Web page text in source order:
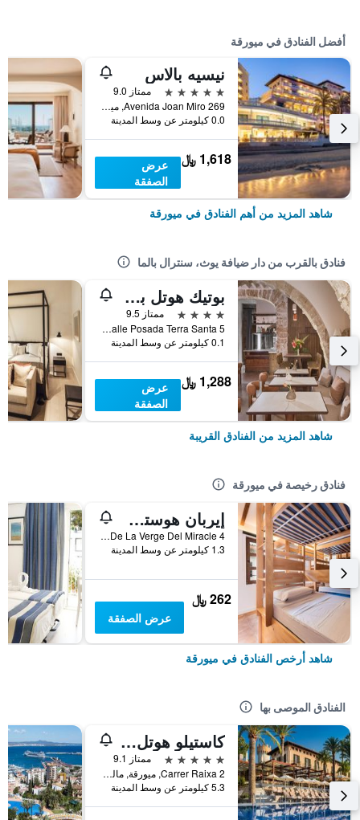
أفضل الفنادق في ميورقة
نيسيه بالاس
5 نجوم
ممتاز 9.0
Avenida Joan Miro 269, ميورقة, مالوركا, أسبانيا
0.0 كيلومتر عن وسط المدينة
1,618 ﷼
عرض
الصفقة
شاهد المزيد من أهم الفنادق في ميورقة
فنادق بالقرب من دار ضيافة يوث، سنترال بالما
بوتيك هوتل بوسادا تيرا سانتا
4 نجوم
ممتاز 9.5
Calle Posada Terra Santa 5, ميورقة, مالوركا, أسبانيا
0.1 كيلومتر عن وسط المدينة
1,288 ﷼
عرض
الصفقة
شاهد المزيد من الفنادق القريبة
فنادق رخيصة في ميورقة
إيربان هوستل بالما ألبيرجيو جوفينيل
Placa De La Verge Del Miracle 4, ميورقة, مالوركا, أسبانيا
1.3 كيلومتر عن وسط المدينة
262 ﷼
عرض الصفقة
شاهد أرخص الفنادق في ميورقة
الفنادق الموصى بها
كاستيلو هوتل سون فيدا، إيه لاكشري كوليكشن هوتل، مالوركا
5 نجوم
ممتاز 9.1
Carrer Raixa 2, ميورقة, مالوركا, أسبانيا
5.3 كيلومتر عن وسط المدينة